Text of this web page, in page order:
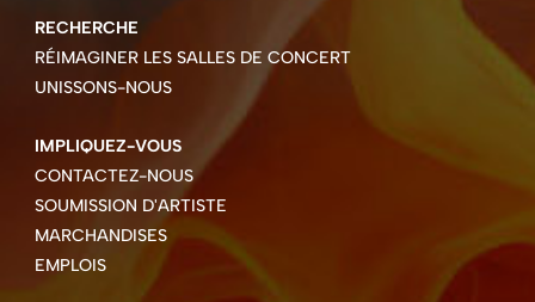
RECHERCHE
RÉIMAGINER LES SALLES DE CONCERT
UNISSONS-NOUS
IMPLIQUEZ-VOUS
CONTACTEZ-NOUS
SOUMISSION D'ARTISTE
MARCHANDISES
EMPLOIS